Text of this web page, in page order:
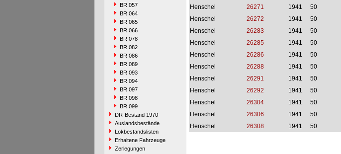
BR 057
BR 064
BR 065
BR 066
BR 078
BR 082
BR 086
BR 089
BR 093
BR 094
BR 097
BR 098
BR 099
DR-Bestand 1970
Auslandsbestände
Lokbestandslisten
Erhaltene Fahrzeuge
Zerlegungen
Henschel
26271 1941 50
Henschel
26272 1941 50
Henschel
26283 1941 50
Henschel
26285 1941 50
Henschel
26286 1941 50
Henschel
26288 1941 50
Henschel
26291 1941 50
Henschel
26292 1941 50
Henschel
26304 1941 50
Henschel
26306 1941 50
Henschel
26308 1941 50